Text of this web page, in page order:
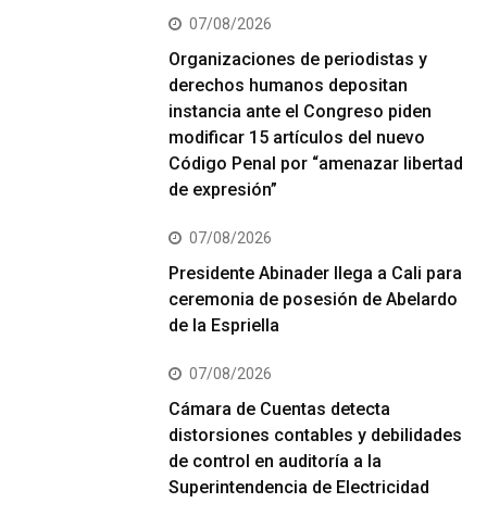
07/08/2026
Organizaciones de periodistas y
derechos humanos depositan
instancia ante el Congreso piden
modificar 15 artículos del nuevo
Código Penal por “amenazar libertad
de expresión”
07/08/2026
Presidente Abinader llega a Cali para
ceremonia de posesión de Abelardo
de la Espriella
07/08/2026
Cámara de Cuentas detecta
distorsiones contables y debilidades
de control en auditoría a la
Superintendencia de Electricidad